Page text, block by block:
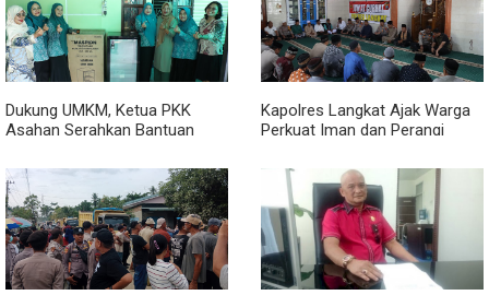
Dukung UMKM, Ketua PKK
Asahan Serahkan Bantuan
Sentang
Kapolres Langkat Ajak Warga
Perkuat Iman dan Perangi
Curhat